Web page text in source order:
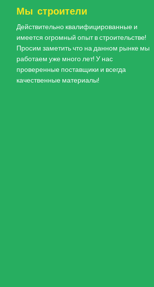
Мы строители
Действительно квалифицированные и
имеется огромный опыт в строительстве!
Просим заметить что на данном рынке мы
работаем уже много лет! У нас
проверенные поставщики и всегда
качественные материалы!